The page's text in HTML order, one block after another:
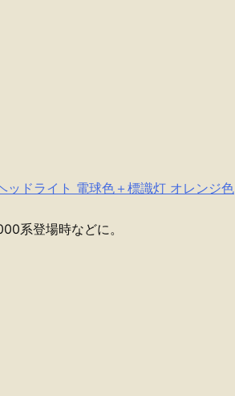
ッドライト 電球色＋標識灯 オレンジ色
系登場時などに。